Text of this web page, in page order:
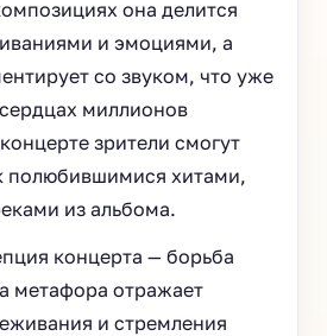
она делится
и эмоциями, а
со звуком, что уже
миллионов
зрители смогут
полюбившимися хитами,
из альбома.
концерта — борьба
метафора отражает
и стремления